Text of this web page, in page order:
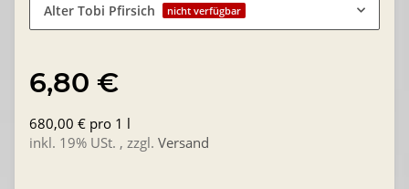
Alter Tobi Pfirsich nicht verfügbar
6,80 €
680,00 € pro 1 l
inkl. 19% USt. , zzgl. Versand